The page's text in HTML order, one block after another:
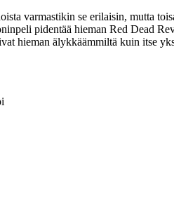
varmastikin se erilaisin, mutta
pidentää hieman Red Dead
hieman älykkäämmiltä kuin itse